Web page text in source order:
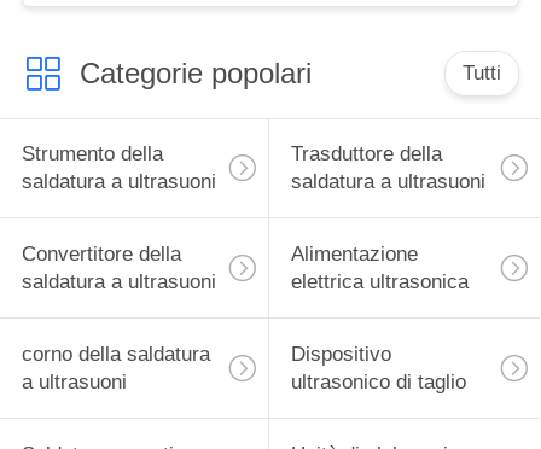
Categorie popolari Tutti
Strumento della
saldatura a ultrasuoni
Trasduttore della
saldatura a ultrasuoni
Convertitore della
saldatura a ultrasuoni
Alimentazione
elettrica ultrasonica
corno della saldatura
a ultrasuoni
Dispositivo
ultrasonico di taglio